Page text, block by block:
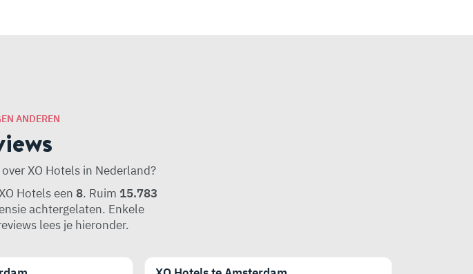
ANDEREN
XO Hotels in Nederland?
Hotels een 8. Ruim 15.783
achtergelaten. Enkele
lees je hieronder.